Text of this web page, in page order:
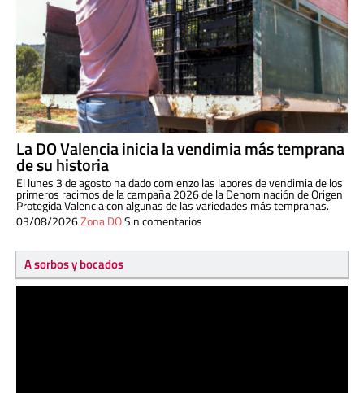
La DO Valencia inicia la vendimia más temprana
de su historia
El lunes 3 de agosto ha dado comienzo las labores de vendimia de los
primeros racimos de la campaña 2026 de la Denominación de Origen
Protegida Valencia con algunas de las variedades más tempranas.
03/08/2026Zona DOSin comentarios
A sorbos y bocados